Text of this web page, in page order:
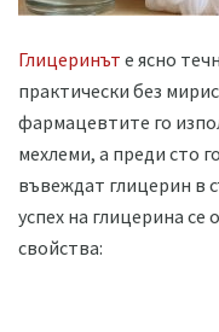
Глицеринът е ясно
практически без
фармацевтите го
мехлеми, а преди сто
въвеждат глицерин в
успех на глицерина се
свойства: